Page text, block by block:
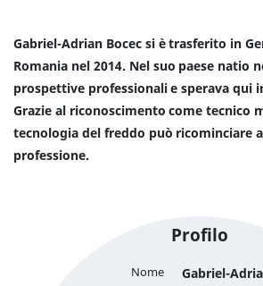
Gabriel-Adrian Bocec si è trasferito in
Romania nel 2014. Nel suo paese natio
prospettive professionali e sperava qui
Grazie al riconoscimento come tecnico
tecnologia del freddo può ricominciare
professione.
Profilo
Nome
Gabriel-